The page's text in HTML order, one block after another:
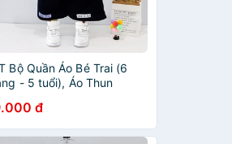
Bộ Quần Áo Bé Trai (6
- 5 tuổi), Áo Thun
Gấu Dễ Thương - KEYER
MA001
đ